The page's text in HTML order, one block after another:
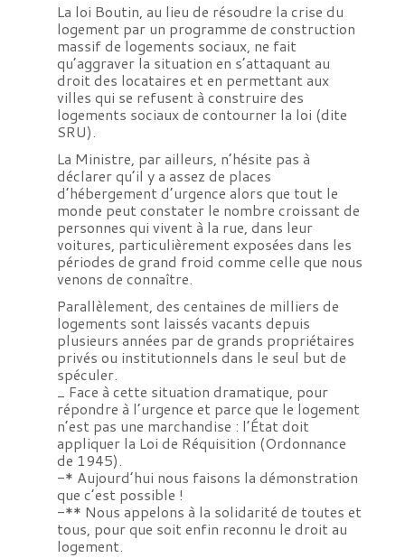
La loi Boutin, au lieu de résoudre la crise du
logement par un programme de construction
massif de logements sociaux, ne fait
qu’aggraver la situation en s’attaquant au
droit des locataires et en permettant aux
villes qui se refusent à construire des
logements sociaux de contourner la loi (dite
SRU).
La Ministre, par ailleurs, n’hésite pas à
déclarer qu’il y a assez de places
d’hébergement d’urgence alors que tout le
monde peut constater le nombre croissant de
personnes qui vivent à la rue, dans leur
voitures, particulièrement exposées dans les
périodes de grand froid comme celle que nous
venons de connaître.
Parallèlement, des centaines de milliers de
logements sont laissés vacants depuis
plusieurs années par de grands propriétaires
privés ou institutionnels dans le seul but de
spéculer.
_ Face à cette situation dramatique, pour
répondre à l’urgence et parce que le logement
n’est pas une marchandise : l’État doit
appliquer la Loi de Réquisition (Ordonnance
de 1945).
-* Aujourd’hui nous faisons la démonstration
que c’est possible !
-** Nous appelons à la solidarité de toutes et
tous, pour que soit enfin reconnu le droit au
logement.